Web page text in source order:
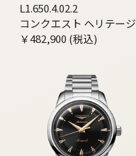
L1.650.4.02.2
コンクエスト ヘリテージ
￥482,900 (税込)